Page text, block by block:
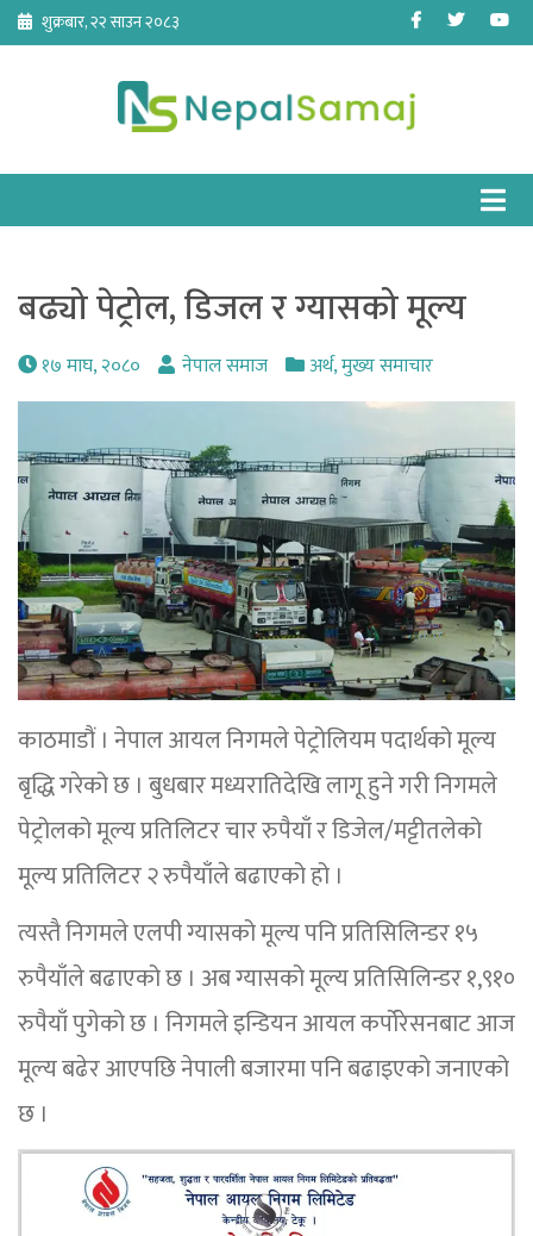
Skip
content
शुक्रबार, २२ साउन २०८३ Facebook
Twitter
बढ्यो पेट्रोल, डिजल र ग्यासको मूल्य
१७ माघ, २०८० नेपाल समाज अर्थ,मुख्य समाचार
काठमाडौं । नेपाल आयल निगमले पेट्रोलियम पदार्थको मूल्य
बृद्धि गरेको छ । बुधबार मध्यरातिदेखि लागू हुने गरी निगमले
पेट्रोलको मूल्य प्रतिलिटर चार रुपैयाँ र डिजेल/मट्टीतलेको
मूल्य प्रतिलिटर २ रुपैयाँले बढाएको हो ।
त्यस्तै निगमले एलपी ग्यासको मूल्य पनि प्रतिसिलिन्डर १५
रुपैयाँले बढाएको छ । अब ग्यासको मूल्य प्रतिसिलिन्डर १,९१०
रुपैयाँ पुगेको छ । निगमले इन्डियन आयल कर्पोरेसनबाट आज
मूल्य बढेर आएपछि नेपाली बजारमा पनि बढाइएको जनाएको
छ ।